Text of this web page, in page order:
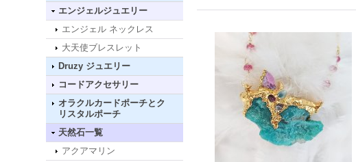
エンジェルジュエリー
エンジェル ネックレス
大天使ブレスレット
Druzy ジュエリー
コードアクセサリー
オラクルカードポーチとク
リスタルポーチ
天然石一覧
アクアマリン